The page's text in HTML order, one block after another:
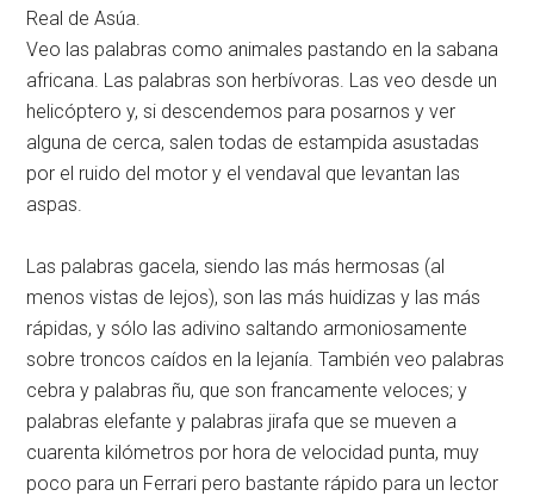
Real de Asúa.
Veo las palabras como animales pastando en la sabana
africana. Las palabras son herbívoras. Las veo desde un
helicóptero y, si descendemos para posarnos y ver
alguna de cerca, salen todas de estampida asustadas
por el ruido del motor y el vendaval que levantan las
aspas.
Las palabras gacela, siendo las más hermosas (al
menos vistas de lejos), son las más huidizas y las más
rápidas, y sólo las adivino saltando armoniosamente
sobre troncos caídos en la lejanía. También veo palabras
cebra y palabras ñu, que son francamente veloces; y
palabras elefante y palabras jirafa que se mueven a
cuarenta kilómetros por hora de velocidad punta, muy
poco para un Ferrari pero bastante rápido para un lector